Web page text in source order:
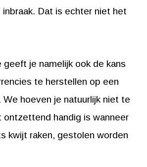
Dat is echter niet het
geeft je namelijk ook de kans
te herstellen op een
We hoeven je natuurlijk niet te
handig is wanneer
kwijt raken, gestolen worden